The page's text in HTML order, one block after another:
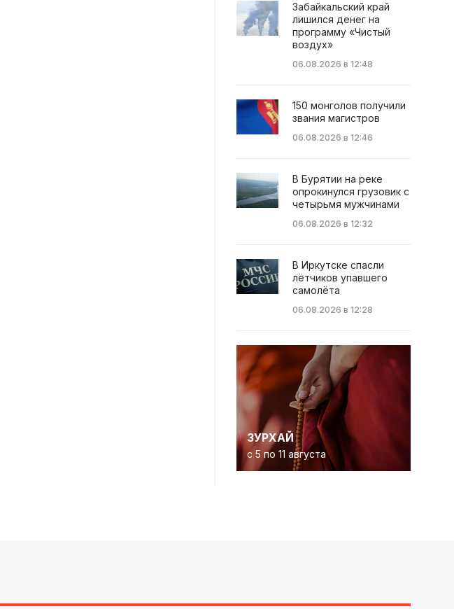
Забайкальский край
лишился денег на
программу «Чистый
воздух»
06.08.2026 в 12:48
150 монголов получили
звания магистров
06.08.2026 в 12:46
В Бурятии на реке
опрокинулся грузовик с
четырьмя мужчинами
06.08.2026 в 12:32
В Иркутске спасли
лётчиков упавшего
самолёта
06.08.2026 в 12:28
ЗУРХАЙ
с 5 по 11 августа